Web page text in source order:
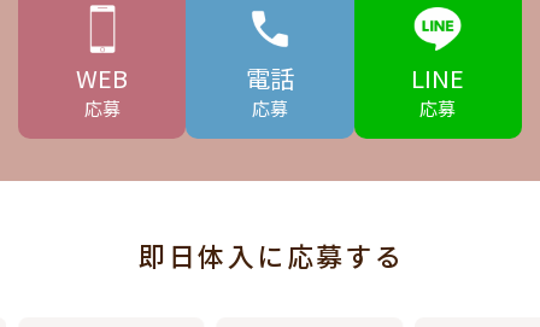
WEB
応募
電話
応募
LINE
応募
即日体入に応募する